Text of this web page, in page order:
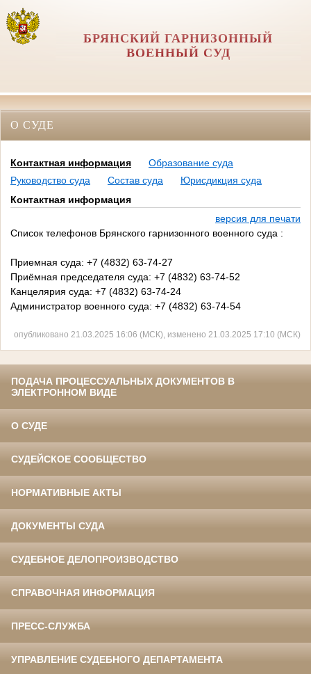
БРЯНСКИЙ ГАРНИЗОННЫЙ
ВОЕННЫЙ СУД
О СУДЕ
Контактная информация
Образование суда
Руководство суда
Состав суда
Юрисдикция суда
Контактная информация
версия для печати
Список телефонов Брянского гарнизонного военного суда :
Приемная суда: +7 (4832) 63-74-27
Приёмная председателя суда: +7 (4832) 63-74-52
Канцелярия суда: +7 (4832) 63-74-24
Администратор военного суда: +7 (4832) 63-74-54
опубликовано 21.03.2025 16:06 (МСК), изменено 21.03.2025 17:10 (МСК)
ПОДАЧА ПРОЦЕССУАЛЬНЫХ ДОКУМЕНТОВ В
ЭЛЕКТРОННОМ ВИДЕ
О СУДЕ
СУДЕЙСКОЕ СООБЩЕСТВО
НОРМАТИВНЫЕ АКТЫ
ДОКУМЕНТЫ СУДА
СУДЕБНОЕ ДЕЛОПРОИЗВОДСТВО
СПРАВОЧНАЯ ИНФОРМАЦИЯ
ПРЕСС-СЛУЖБА
УПРАВЛЕНИЕ СУДЕБНОГО ДЕПАРТАМЕНТА